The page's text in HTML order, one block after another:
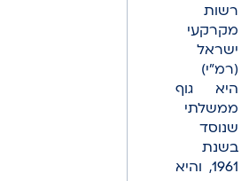
רשות
מקרקעי
ישראל
(רמ"י)
היא גוף
ממשלתי
שנוסד
בשנת
1961, והיא